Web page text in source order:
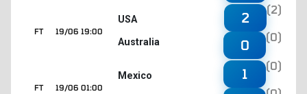
19/06 19:00
FT
USA
Australia
2
(2)
0
(0)
19/06 01:00
FT
Mexico
1
(0)